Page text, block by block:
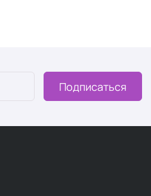
Подписаться